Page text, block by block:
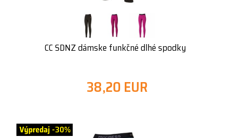
CC SDNZ dámske funkčné dlhé spodky
38,20 EUR
-30%